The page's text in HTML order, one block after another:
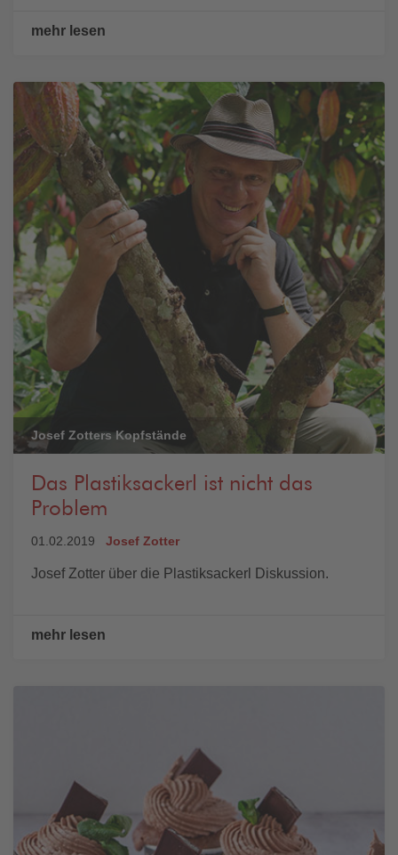
mehr lesen
Josef Zotters Kopfstände
Das Plastiksackerl ist nicht das
Problem
01.02.2019 Josef Zotter
Josef Zotter über die Plastiksackerl Diskussion.
mehr lesen